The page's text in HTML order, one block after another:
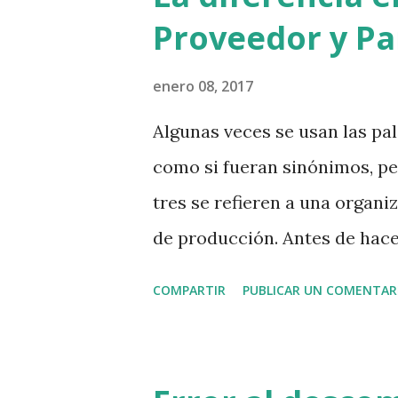
después de copiarla en
navegador seguro.
cartel que dice que se ha
Proveedor y
enero 08, 2017
Algunas veces se usan las
como si fueran sinónimos,
tres se refieren a una
de producción. Antes de
COMPARTIR PUBLICAR UN